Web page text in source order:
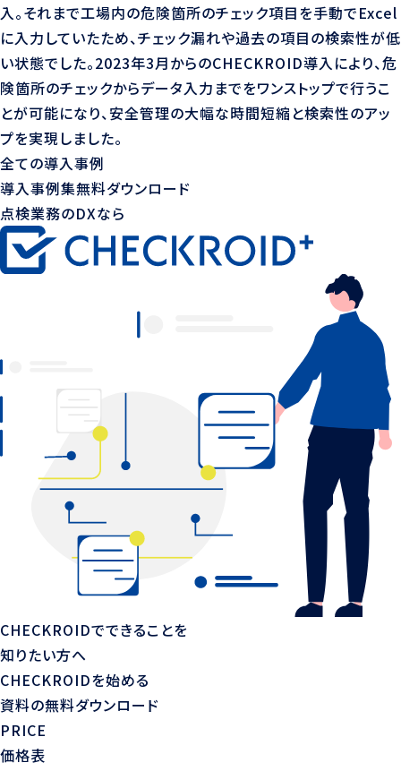
入。それまで工場内の危険箇所のチェック項目を手動でExcel
に入力していたため、チェック漏れや過去の項目の検索性が低
い状態でした。2023年3月からのCHECKROID導入により、危
険箇所のチェックからデータ入力までをワンストップで行うこ
とが可能になり、安全管理の大幅な時間短縮と検索性のアッ
プを実現しました。
全ての導入事例
導入事例集無料ダウンロード
点検業務のDXなら
CHECKROIDでできることを
知りたい方へ
CHECKROIDを始める
資料の無料ダウンロード
PRICE
価格表